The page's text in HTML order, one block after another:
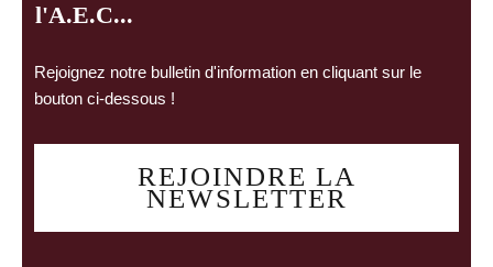
l'A.E.C...
Rejoignez notre bulletin d'information en cliquant sur le
bouton ci-dessous !
REJOINDRE LA
NEWSLETTER